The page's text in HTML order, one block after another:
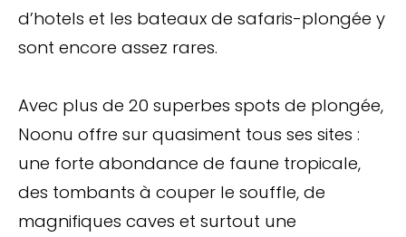
d’hotels et les bateaux de safaris-plongée y
sont encore assez rares.
Avec plus de 20 superbes spots de plongée,
Noonu offre sur quasiment tous ses sites :
une forte abondance de faune tropicale,
des tombants à couper le souffle, de
magnifiques caves et surtout une